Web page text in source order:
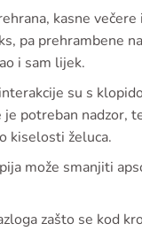
kasne
pa prehrambene
i sam lijek.
su s
potreban nadzor,
kiselosti želuca.
može smanjiti
zašto se kod